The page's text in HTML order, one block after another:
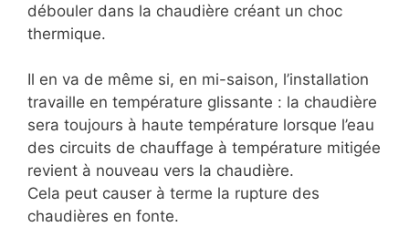
débouler dans la chaudière créant un choc
thermique.
Il en va de même si, en mi-saison, l’installation
travaille en température glissante : la chaudière
sera toujours à haute température lorsque l’eau
des circuits de chauffage à température mitigée
revient à nouveau vers la chaudière.
Cela peut causer à terme la rupture des
chaudières en fonte.